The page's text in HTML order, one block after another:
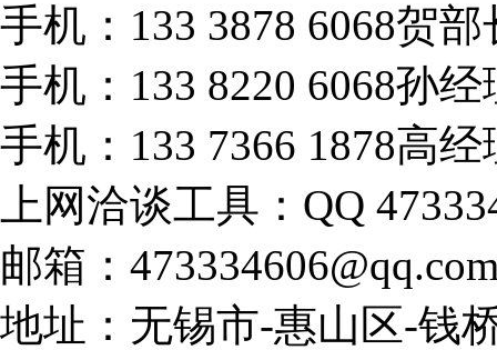
手机：133 3878 6068贺
手机：133 8220 6068孙
手机：133 7366 1878高
上网洽谈工具：QQ
邮箱：
地址：无锡市-惠山区-钱